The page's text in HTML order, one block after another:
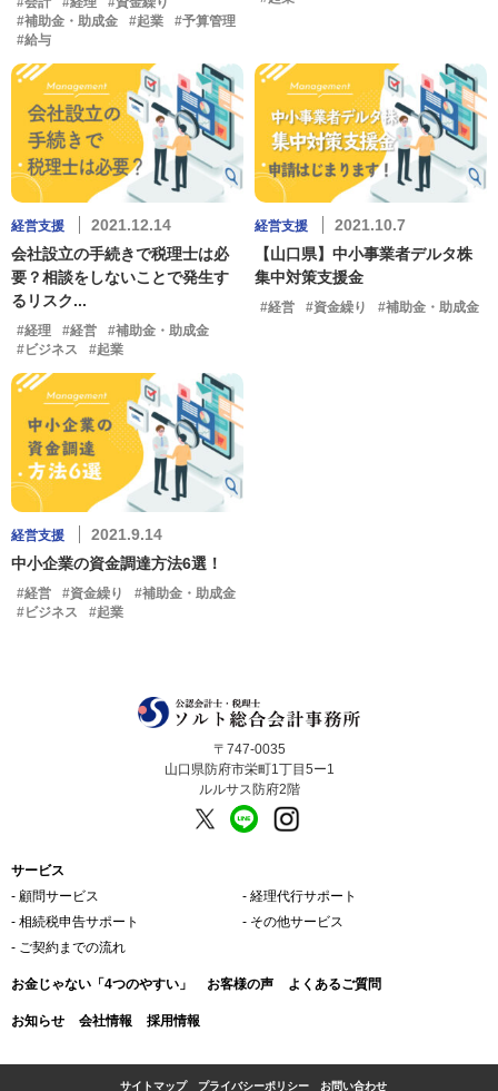
#補助金・助成金
#起業
#予算管理
#給与
経営支援
2021.12.14
会社設立の手続きで税理士は必
要？相談をしないことで発生す
るリスク...
#経理 #経営
#補助金・助成金
#ビジネス
#起業
経営支援
2021.10.7
【山口県】中小事業者デルタ株
集中対策支援金
#経営 #資金繰り #補助金・助成金
経営支援
2021.9.14
中小企業の資金調達方法6選！
#経営 #資金繰り
#補助金・助成金
#ビジネス
#起業
〒747-0035
山口県防府市栄町1丁目5ー1
ルルサス防府2階
サービス
‐ 顧問サービス
‐ 経理代行サポート
‐ 相続税申告サポート
‐ その他サービス
‐ ご契約までの流れ
お金じゃない「4つのやすい」 お客様の声 よくあるご質問
お知らせ 会社情報 採用情報
サイトマップ プライバシーポリシー お問い合わせ